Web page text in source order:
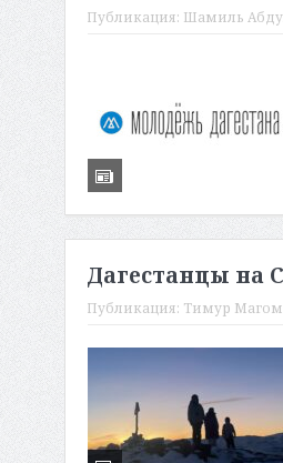
Публикация: Шамиль
Дагестанцы на
Публикация: Тимур